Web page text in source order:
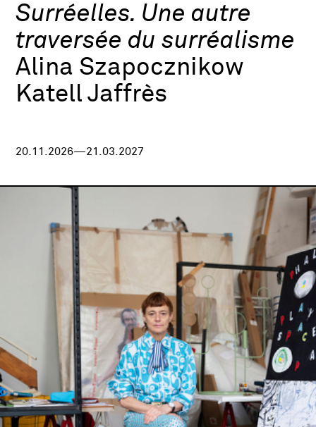
Surréelles. Une autre
traversée du surréalisme
Alina Szapocznikow
Katell Jaffrès
20.11.2026—21.03.2027